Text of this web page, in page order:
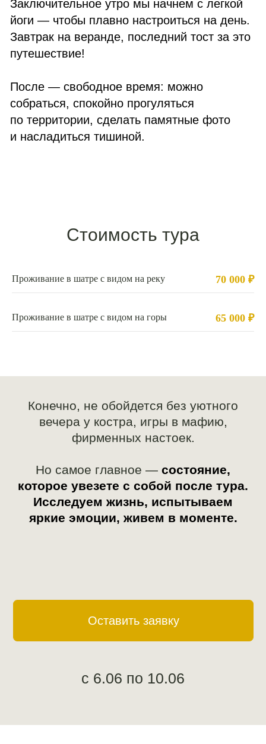
Стоимость тура
Проживание в шатре с видом на реку 70 000 ₽
Проживание в шатре с видом на горы 65 000 ₽